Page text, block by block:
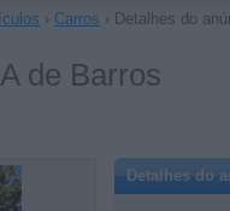
› Carros › Detalhes do
de Barros
Detalhes do